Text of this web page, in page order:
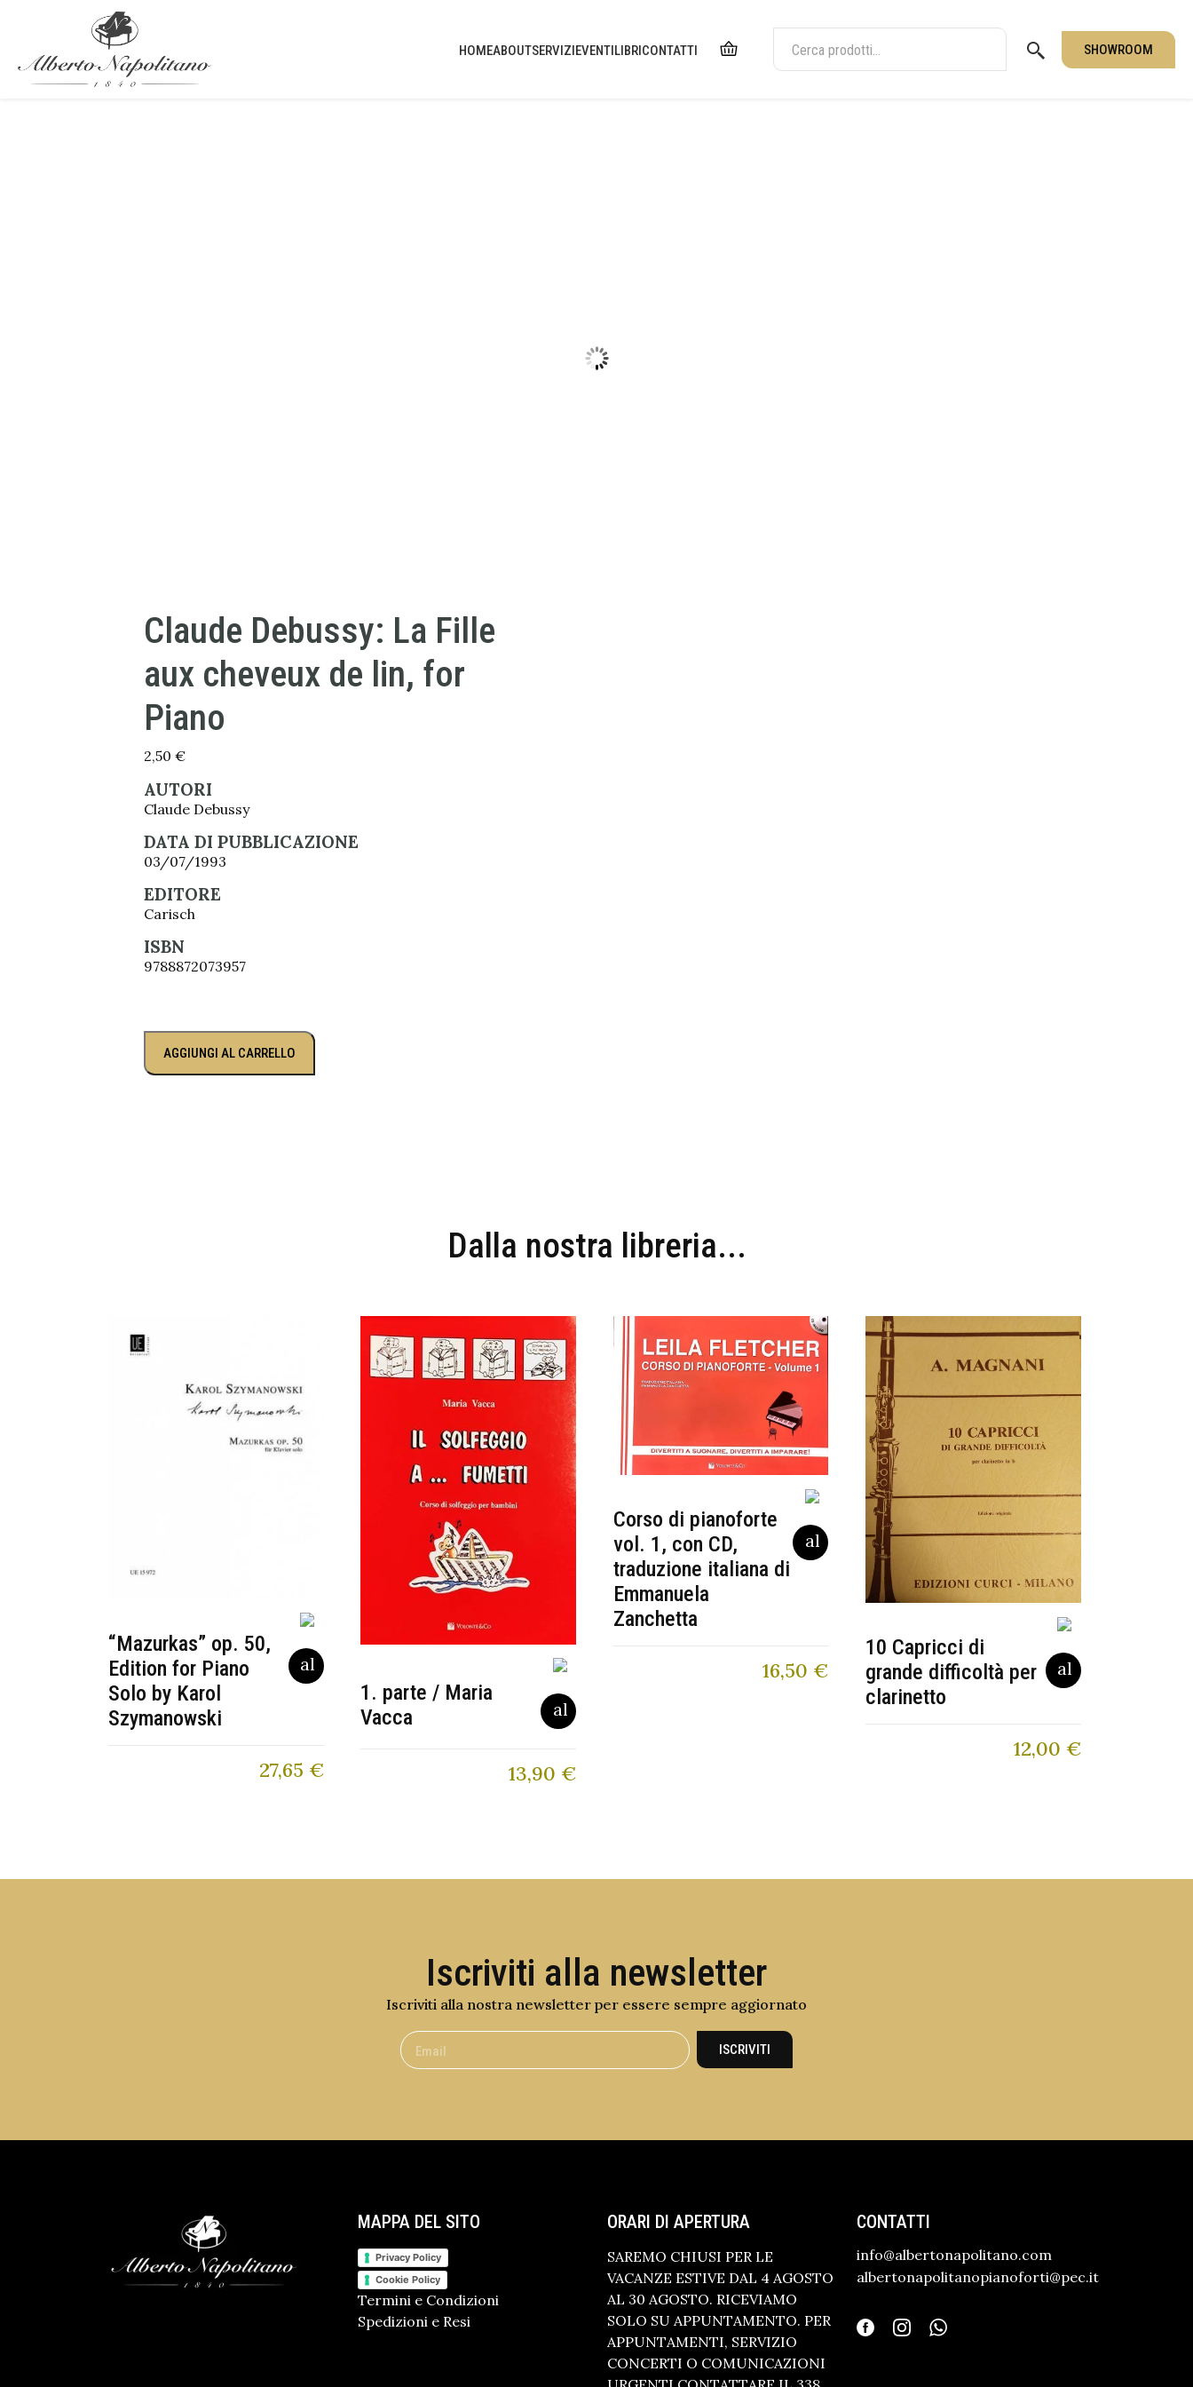
HOMEABOUTSERVIZIEVENTILIBRICONTATTI SHOWROOM
Claude Debussy: La Fille
aux cheveux de lin, for
Piano
2,50 €
AUTORI
Claude Debussy
DATA DI PUBBLICAZIONE
03/07/1993
EDITORE
Carisch
ISBN
9788872073957
AGGIUNGI AL CARRELLO
Dalla nostra libreria...
“Mazurkas” op. 50,
Edition for Piano
Solo by Karol
Szymanowski
27,65 €
1. parte / Maria
Vacca
13,90 €
Corso di pianoforte
vol. 1, con CD,
traduzione italiana di
Emmanuela
Zanchetta
16,50 €
10 Capricci di
grande difficoltà per
clarinetto
12,00 €
Iscriviti alla newsletter
Iscriviti alla nostra newsletter per essere sempre aggiornato
ISCRIVITI
MAPPA DEL SITO
Privacy Policy
Cookie Policy
Termini e Condizioni
Spedizioni e Resi
ORARI DI APERTURA
SAREMO CHIUSI PER LE
VACANZE ESTIVE DAL 4 AGOSTO
AL 30 AGOSTO. RICEVIAMO
SOLO SU APPUNTAMENTO. PER
APPUNTAMENTI, SERVIZIO
CONCERTI O COMUNICAZIONI
CONTATTI
info@albertonapolitano.com
albertonapolitanopianoforti@pec.it